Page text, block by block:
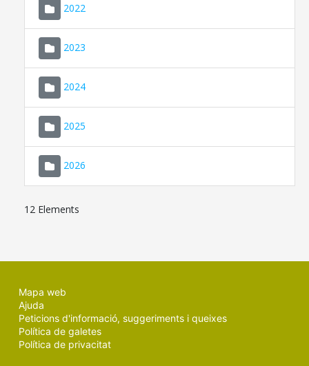
2022
2023
2024
2025
2026
12 Elements
Mapa web
Ajuda
Peticions d'informació, suggeriments i queixes
Política de galetes
Política de privacitat